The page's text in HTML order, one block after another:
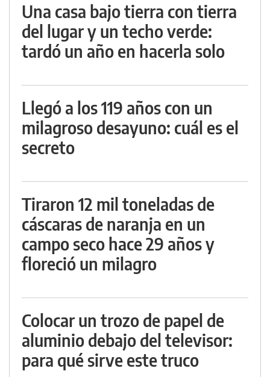
Una casa bajo tierra con tierra
del lugar y un techo verde:
tardó un año en hacerla solo
Llegó a los 119 años con un
milagroso desayuno: cuál es el
secreto
Tiraron 12 mil toneladas de
cáscaras de naranja en un
campo seco hace 29 años y
floreció un milagro
Colocar un trozo de papel de
aluminio debajo del televisor:
para qué sirve este truco